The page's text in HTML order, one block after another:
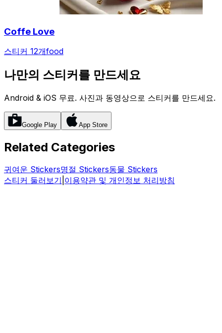
Coffe Love
스티커 12개food
나만의 스티커를 만드세요
Android & iOS 무료. 사진과 동영상으로 스티커를 만드세요.
Google Play App Store
Related Categories
귀여운 Stickers명절 Stickers동물 Stickers
스티커 둘러보기 이용약관 및 개인정보 처리방침